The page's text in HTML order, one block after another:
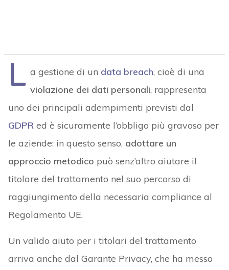
L a gestione di un data breach, cioè di una
violazione dei dati personali, rappresenta
uno dei principali adempimenti previsti dal
GDPRed è sicuramente l’obbligo più gravoso per
le aziende: in questo senso, adottare un
approccio metodico può senz’altro aiutare il
titolare del trattamento nel suo percorso di
raggiungimento della necessaria compliance al
Regolamento UE.
Un valido aiuto per i titolari del trattamento
arriva anche dal Garante Privacy, che ha messo